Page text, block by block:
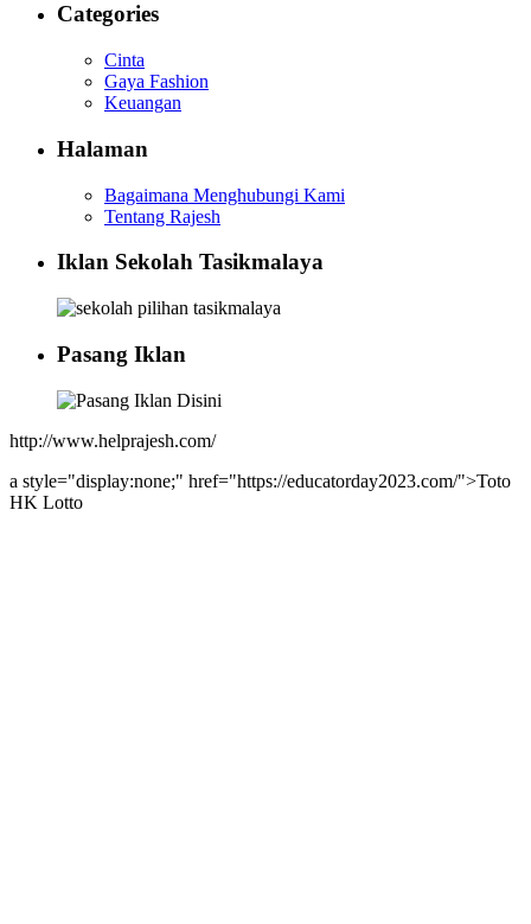
Categories
Cinta
Gaya Fashion
Keuangan
Halaman
Bagaimana Menghubungi Kami
Tentang Rajesh
Iklan Sekolah Tasikmalaya
Pasang Iklan
http://www.helprajesh.com/
a style="display:none;" href="https://educatorday2023.com/">Toto
HK Lotto